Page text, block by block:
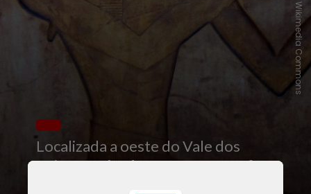
Wikimedia Commons
Localizada a oeste do Vale dos
Reis,a tumba do faraó Tutmés 2º